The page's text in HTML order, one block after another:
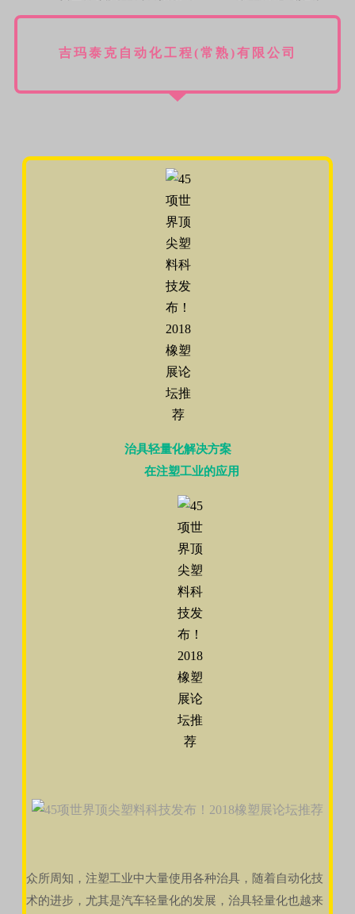
吉玛泰克自动化工程(常熟)有限公司
治具轻量化解决方案
在注塑工业的应用
众所周知，注塑工业中大量使用各种治具，随着自动化技
术的进步，尤其是汽车轻量化的发展，治具轻量化也越来